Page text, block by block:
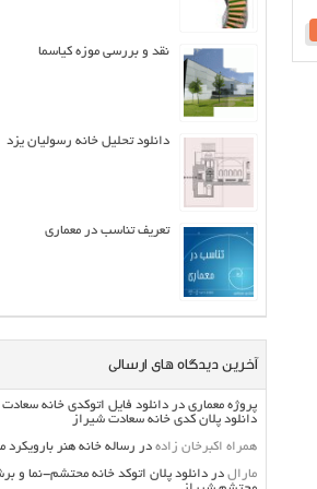
نقد و بررسی موزه کیاسما
دانلود تحلیل خانه رسولیان یزد
تعریف تناسب در معماری
آخرین دیدگاه های ارسالی
پروژه معماری دردانلود فایل اتوکدی خانه
دانلود پلان کدی خانه سعادت شیراز
همراه اکبرخان زاده در رساله خانه هنر بارویکرد
مارال دردانلود پلان اتوکد خانه محتشم-نما و